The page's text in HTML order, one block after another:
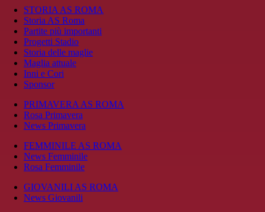
STORIA AS ROMA
Storia AS Roma
Partite più importanti
Progetti Stadio
Storia delle maglie
Maglia attuale
Inni e Cori
Sponsor
PRIMAVERA AS ROMA
Rosa Primavera
News Primavera
FEMMINILE AS ROMA
News Femminile
Rosa Femminile
GIOVANILI AS ROMA
News Giovanili